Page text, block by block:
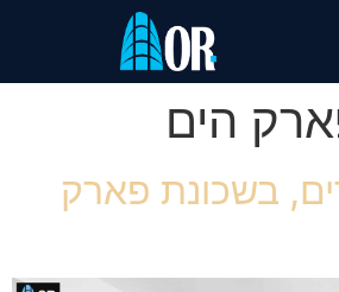
הים
חדרים, בשכונת פארק